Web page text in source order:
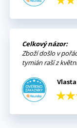
Celkový názor:
Zboží došlo v
tymián raší z